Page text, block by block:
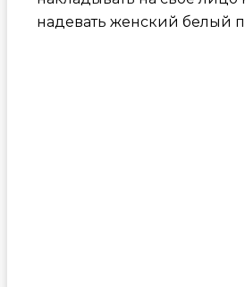
надевать женский белый